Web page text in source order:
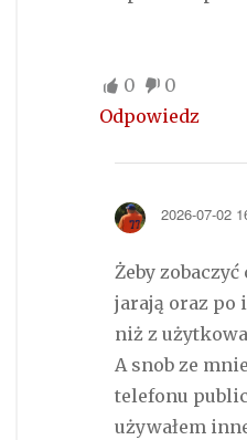
0
0
Odpowiedz
2026-07-02
Żeby
jarają oraz po
niż z
A snob ze
telefonu
używałem